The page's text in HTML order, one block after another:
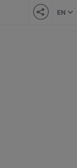
EN